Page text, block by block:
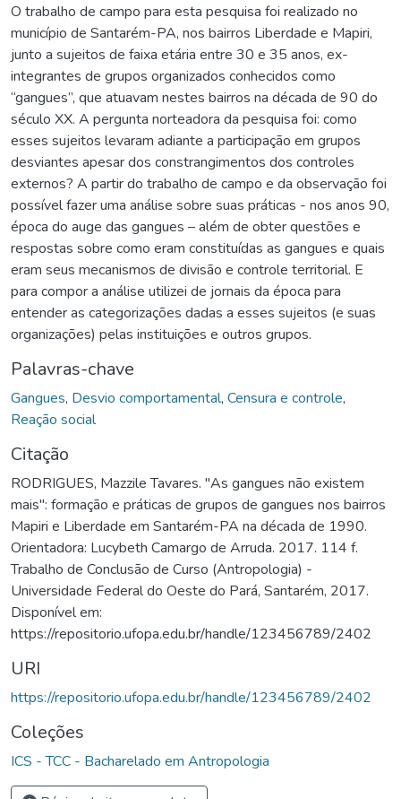
O trabalho de campo para esta pesquisa foi realizado no
município de Santarém-PA, nos bairros Liberdade e Mapiri,
junto a sujeitos de faixa etária entre 30 e 35 anos, ex-
integrantes de grupos organizados conhecidos como
“gangues”, que atuavam nestes bairros na década de 90 do
século XX. A pergunta norteadora da pesquisa foi: como
esses sujeitos levaram adiante a participação em grupos
desviantes apesar dos constrangimentos dos controles
externos? A partir do trabalho de campo e da observação foi
possível fazer uma análise sobre suas práticas - nos anos 90,
época do auge das gangues – além de obter questões e
respostas sobre como eram constituídas as gangues e quais
eram seus mecanismos de divisão e controle territorial. E
para compor a análise utilizei de jornais da época para
entender as categorizações dadas a esses sujeitos (e suas
organizações) pelas instituições e outros grupos.
Palavras-chave
Gangues, Desvio comportamental, Censura e controle,
Reação social
Citação
RODRIGUES, Mazzile Tavares. "As gangues não existem
mais": formação e práticas de grupos de gangues nos bairros
Mapiri e Liberdade em Santarém-PA na década de 1990.
Orientadora: Lucybeth Camargo de Arruda. 2017. 114 f.
Trabalho de Conclusão de Curso (Antropologia) -
Universidade Federal do Oeste do Pará, Santarém, 2017.
Disponível em:
https://repositorio.ufopa.edu.br/handle/123456789/2402
URI
https://repositorio.ufopa.edu.br/handle/123456789/2402
Coleções
ICS - TCC - Bacharelado em Antropologia